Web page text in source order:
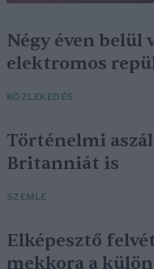
Négy éven belül
elektromos
KÖZLEKEDÉS
Történelmi
Britanniát is
SZEMLE
Elképesztő
mekkora a